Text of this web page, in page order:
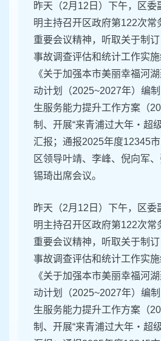
昨天（2月12日）下午，区委
明主持召开区政府第122次常
重要会议精神，听取关于制
事故调查评估和统计工作实
《关于加强本市美丽幸福河
动计划（2025~2027年）编
生服务能力提升工作方案（
制、开展“来青浦过大年・超
汇报；通报2025年度12345市
区领导叶靖、李峰、倪向军
锡琦出席会议。
昨天（2月12日）下午，区委
明主持召开区政府第122次常
重要会议精神，听取关于制
事故调查评估和统计工作实
《关于加强本市美丽幸福河
动计划（2025~2027年）编
生服务能力提升工作方案（
制、开展“来青浦过大年・超